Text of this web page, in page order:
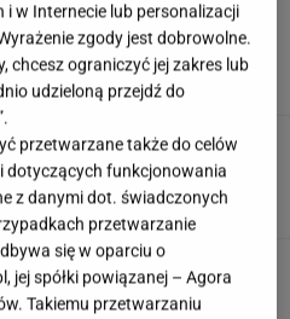
napisał list do Tuska.
mi w twarz"
i narzekają. "Kolej niszczy
przyjaźń"
ch/h dla kujonów. Wynik
to minimum!
w Internecie lub personalizacji
zgody jest dobrowolne.
chcesz ograniczyć jej zakres lub
udzieloną przejdź do
przetwarzane także do celów
dotyczących funkcjonowania
z danymi dot. świadczonych
przetwarzanie
się w oparciu o
jej spółki powiązanej – Agora
Takiemu przetwarzaniu